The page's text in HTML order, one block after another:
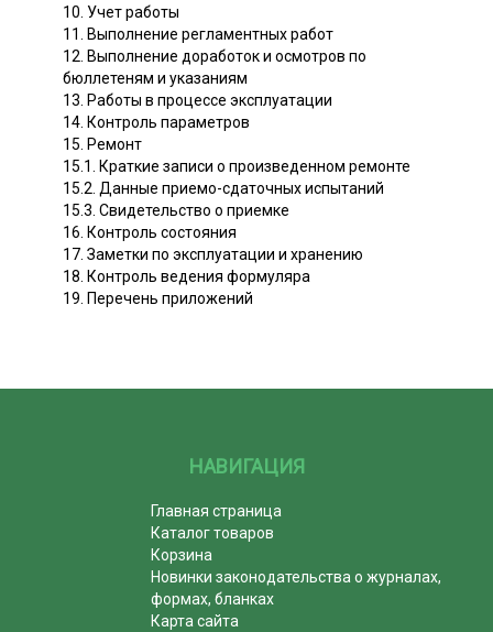
10. Учет работы
11. Выполнение регламентных работ
12. Выполнение доработок и осмотров по
бюллетеням и указаниям
13. Работы в процессе эксплуатации
14. Контроль параметров
15. Ремонт
15.1. Краткие записи о произведенном ремонте
15.2. Данные приемо-сдаточных испытаний
15.3. Свидетельство о приемке
16. Контроль состояния
17. Заметки по эксплуатации и хранению
18. Контроль ведения формуляра
19. Перечень приложений
НАВИГАЦИЯ
Главная страница
Каталог товаров
Корзина
Новинки законодательства о журналах,
формах, бланках
Карта сайта